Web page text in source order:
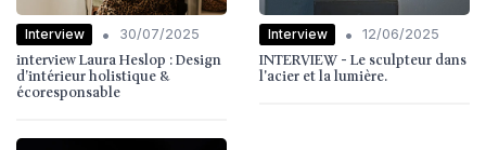
Interview • 30/07/2025
interview Laura Heslop : Design
d’intérieur holistique &
écoresponsable
Interview • 12/06/2025
INTERVIEW - Le sculpteur dans
l'acier et la lumière.